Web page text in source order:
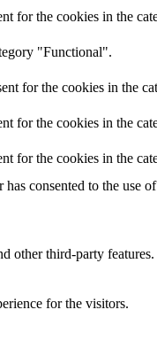
for the cookies in the
"Functional".
for the cookies in the
for the cookies in the
for the cookies in the
consented to the use
other third-party features.
for the visitors.